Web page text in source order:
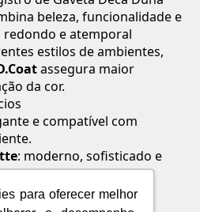
para oferecer melhor
beleza, funcionalidade e
redondo e atemporal
estilos de ambientes,
assegura maior
da cor.
e compatível com
: moderno, sofisticado e
: prático, suave e